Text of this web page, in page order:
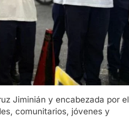
Jiminián y encabezada por el
comunitarios, jóvenes y